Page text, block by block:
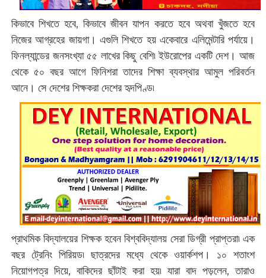
কিভাবে শিখতে হবে, কিভাবে জীবন যাপন করতে হবে অথবা খুঁজতে হবে
নিজের আগ্রহের জায়গা। এগুলি শিখতে হয় একেবারে এলিমেন্টারি পর্যায়ে।
ফিনল্যান্ডের জনসংখ্যা ৫৫ লাখের কিছু বেশি৷ ইউরোপের একটি দেশ। আজ
থেকে ৫০ বছর আগে ফিনিশরা তাদের শিক্ষা ব্যবস্থার আমুল পরিবর্তন
আনে। সে দেশের শিক্ষকরা দেশের হৃদপিণ্ড৷
প্রাথমিক বিদ্যালয়ের শিক্ষক হবেন বিশ্ববিদ্যালয় সেরা ডিগ্রী প্রাপ্তরা৷ এক
বছর ট্রেনিং পিরিয়ড৷ ছাত্রদের মধ্যে থেকে ওয়ার্কশপ। ১০ শতাংশ
নিয়োগপত্র দিয়ে, বাকিদের ছাঁটাই করা হয়৷ যারা বাদ পড়লেন, তারাও